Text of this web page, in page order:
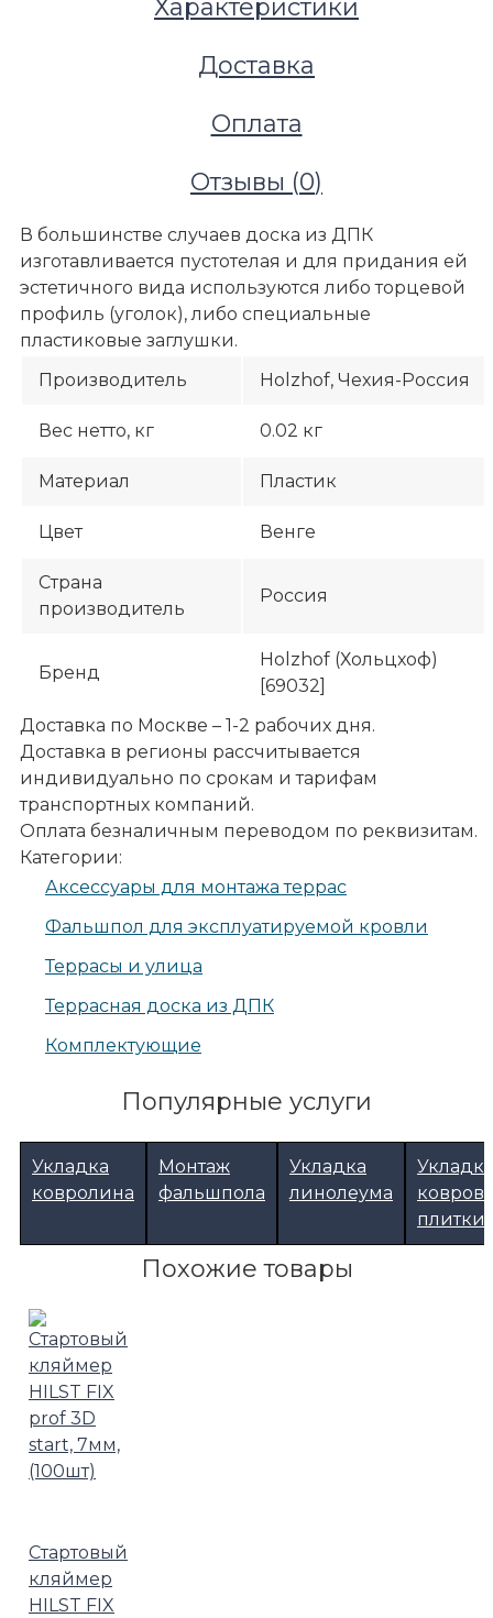
Комплектующие для улицы
Заглушка для лавочного бруса (перила), венге
Характеристики
Доставка
Оплата
Отзывы (0)
В большинстве случаев доска из ДПК
изготавливается пустотелая и для придания ей
эстетичного вида используются либо торцевой
профиль (уголок), либо специальные
пластиковые заглушки.
Производитель
Holzhof, Чехия-Россия
Вес нетто, кг 0.02 кг
Материал Пластик
Цвет Венге
Страна
производитель
Россия
Бренд
Holzhof (Хольцхоф)
[69032]
Доставка по Москве – 1-2 рабочих дня.
Доставка в регионы рассчитывается
индивидуально по срокам и тарифам
транспортных компаний.
Оплата безналичным переводом по реквизитам.
Категории:
Аксессуары для монтажа террас
Фальшпол для эксплуатируемой кровли
Террасы и улица
Террасная доска из ДПК
Комплектующие
Популярные услуги
Укладка
ковролина
Монтаж
фальшпола
Укладка
линолеума
Укладка
плитки
Похожие товары
Стартовый
кляймер
HILST FIX